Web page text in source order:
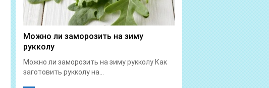
Можно ли заморозить на зиму
рукколу
Можно ли заморозить на зиму рукколу Как
заготовить рукколу на...